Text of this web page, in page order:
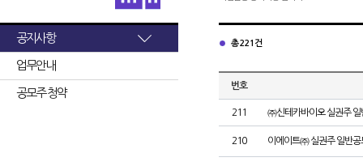
공지사항
업무안내
공모주 청약
총 221건
번호
211 ㈜신테카바이오 실권주 일
210 이에이트㈜ 실권주 일반공